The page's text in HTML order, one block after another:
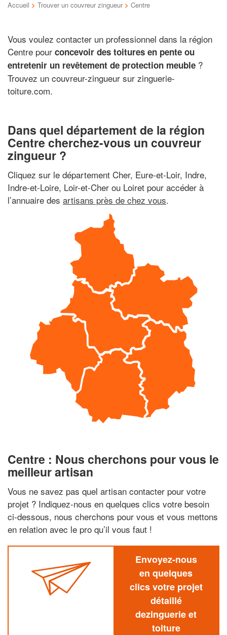
Accueil > Trouver un couvreur zingueur > Centre
Vous voulez contacter un professionnel dans la région
Centre pour concevoir des toitures en pente ou
entretenir un revêtement de protection meuble ?
Trouvez un couvreur-zingueur sur zinguerie-
toiture.com.
Dans quel département de la région
Centre cherchez-vous un couvreur
zingueur ?
Cliquez sur le département Cher, Eure-et-Loir, Indre,
Indre-et-Loire, Loir-et-Cher ou Loiret pour accéder à
l’annuaire des artisans près de chez vous.
Centre : Nous cherchons pour vous le
meilleur artisan
Vous ne savez pas quel artisan contacter pour votre
projet ? Indiquez-nous en quelques clics votre besoin
ci-dessous, nous cherchons pour vous et vous mettons
en relation avec le pro qu’il vous faut !
Envoyez-nous
en quelques
clics votre projet
détaillé
dezinguerie et
toiture